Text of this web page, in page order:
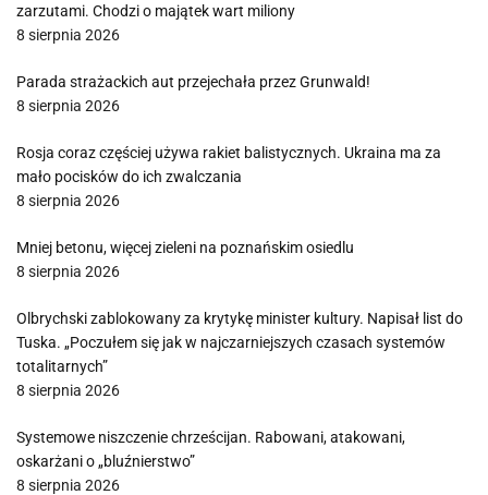
zarzutami. Chodzi o majątek wart miliony
8 sierpnia 2026
Parada strażackich aut przejechała przez Grunwald!
8 sierpnia 2026
Rosja coraz częściej używa rakiet balistycznych. Ukraina ma za
mało pocisków do ich zwalczania
8 sierpnia 2026
Mniej betonu, więcej zieleni na poznańskim osiedlu
8 sierpnia 2026
Olbrychski zablokowany za krytykę minister kultury. Napisał list do
Tuska. „Poczułem się jak w najczarniejszych czasach systemów
totalitarnych”
8 sierpnia 2026
Systemowe niszczenie chrześcijan. Rabowani, atakowani,
oskarżani o „bluźnierstwo”
8 sierpnia 2026